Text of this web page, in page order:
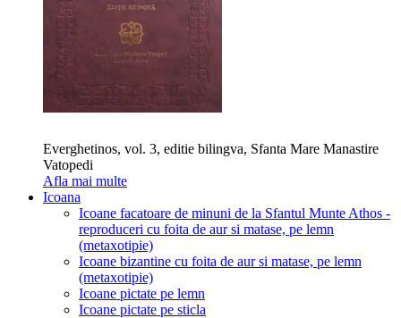
Everghetinos, vol. 3, editie bilingva, Sfanta Mare Manastire
Vatopedi
Afla mai multe
Icoana
Icoane facatoare de minuni de la Sfantul Munte Athos -
reproduceri cu foita de aur si matase, pe lemn
(metaxotipie)
Icoane bizantine cu foita de aur si matase, pe lemn
(metaxotipie)
Icoane pictate pe lemn
Icoane pictate pe sticla